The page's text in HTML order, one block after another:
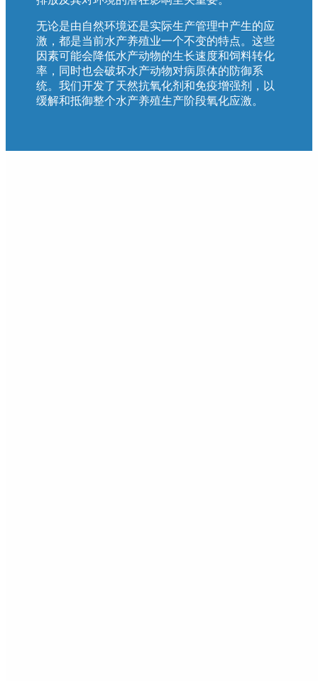
无论是由自然环境还是实际生产管理中产生的应
激，都是当前水产养殖业一个不变的特点。这些
因素可能会降低水产动物的生长速度和饲料转化
率，同时也会破坏水产动物对病原体的防御系
统。我们开发了天然抗氧化剂和免疫增强剂，以
缓解和抵御整个水产养殖生产阶段氧化应激。